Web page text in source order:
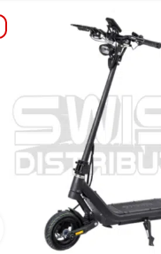
Cliquez pour agrandir.